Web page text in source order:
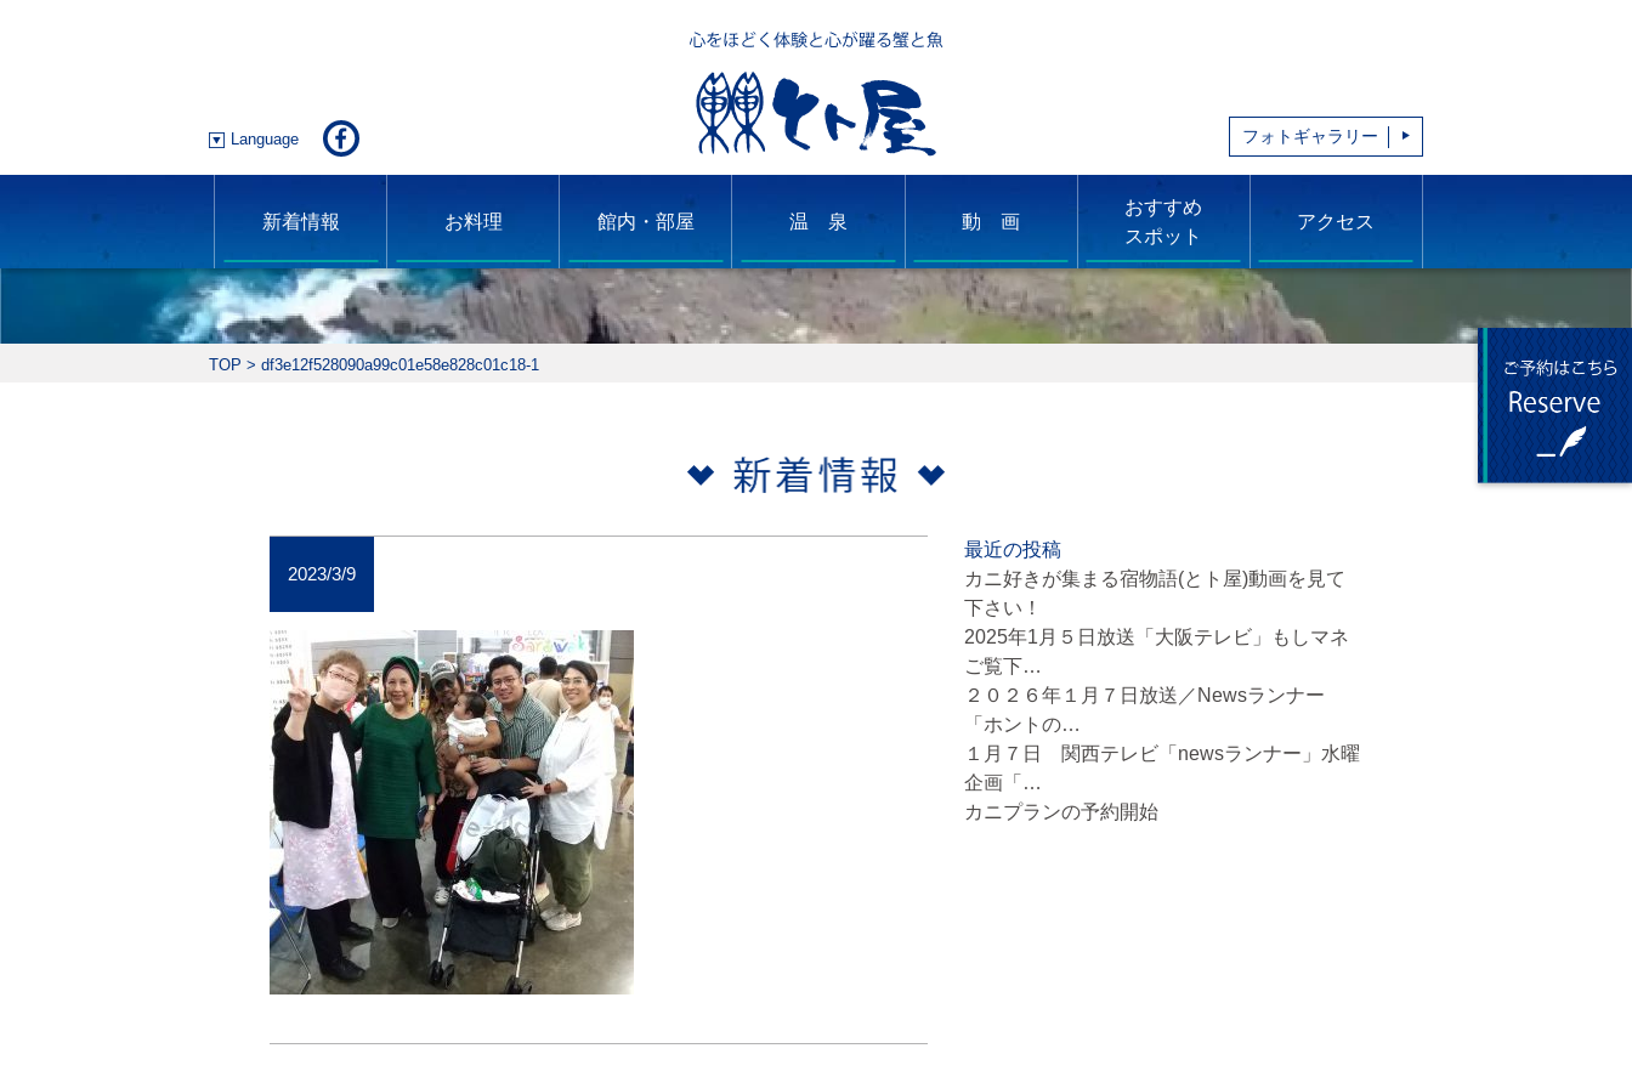
Language フォトギャラリー
新着情報 お料理 館内・部屋 温 泉 動 画
おすすめ
スポット
アクセス
TOP > df3e12f528090a99c01e58e828c01c18-1
2023/3/9
最近の投稿
カニ好きが集まる宿物語(とト屋)動画を見て
下さい！
2025年1月５日放送「大阪テレビ」もしマネ
ご覧下…
２０２６年１月７日放送／Newsランナー
「ホントの…
１月７日 関西テレビ「newsランナー」水曜
企画「…
カニプランの予約開始